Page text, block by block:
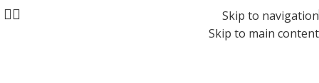
Skip to navigation
Skip to main content